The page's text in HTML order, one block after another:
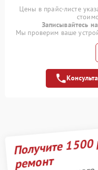
заварочного блока
Профилактическая
чистка кофемашины
Замена
Замена ручки
Замена платы
управления
Цены в прайс-листе
Записывайтесь
Мы проверим ваше
Получите
ремонт